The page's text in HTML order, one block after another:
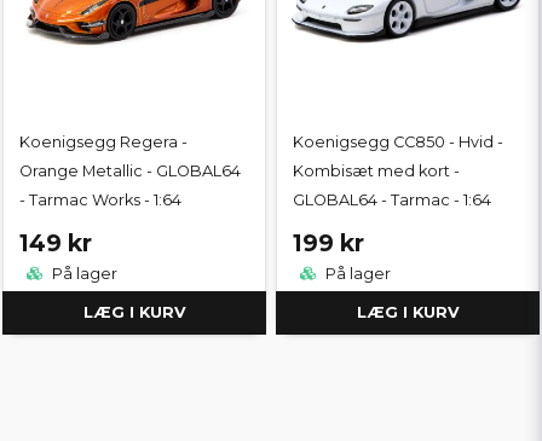
Koenigsegg Regera -
Orange Metallic - GLOBAL64
- Tarmac Works - 1:64
149 kr
På lager
LÆG I KURV
Koenigsegg CC850 - Hvid -
Kombisæt med kort -
GLOBAL64 - Tarmac - 1:64
199 kr
På lager
LÆG I KURV